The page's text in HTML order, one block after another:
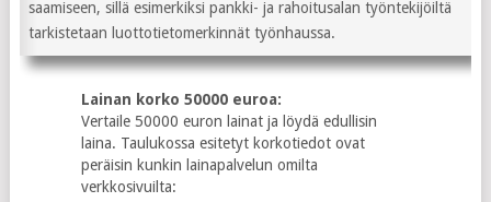
saamiseen, sillä esimerkiksi pankki- ja rahoitusalan työntekijöiltä
tarkistetaan luottotietomerkinnät työnhaussa.
Lainan korko 50000 euroa:
Vertaile 50000 euron lainat ja löydä edullisin
laina. Taulukossa esitetyt korkotiedot ovat
peräisin kunkin lainapalvelun omilta
verkkosivuilta: